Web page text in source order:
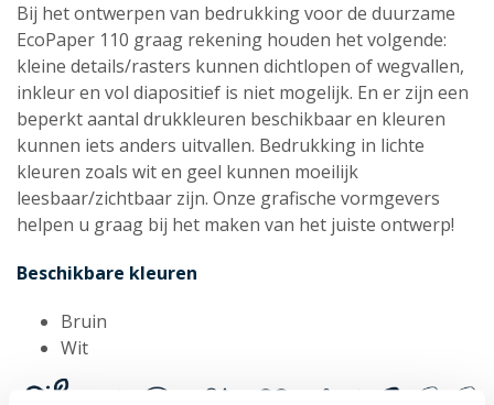
Bij het ontwerpen van bedrukking voor de duurzame
EcoPaper 110 graag rekening houden het volgende:
kleine details/rasters kunnen dichtlopen of wegvallen,
inkleur en vol diapositief is niet mogelijk. En er zijn een
beperkt aantal drukkleuren beschikbaar en kleuren
kunnen iets anders uitvallen. Bedrukking in lichte
kleuren zoals wit en geel kunnen moeilijk
leesbaar/zichtbaar zijn. Onze grafische vormgevers
helpen u graag bij het maken van het juiste ontwerp!
Beschikbare kleuren
Bruin
Wit